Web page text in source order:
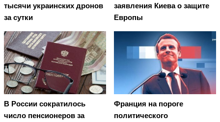
тысячи украинских дронов
за сутки
заявления Киева о защите
Европы
В России сократилось
число пенсионеров за
Франция на пороге
политического